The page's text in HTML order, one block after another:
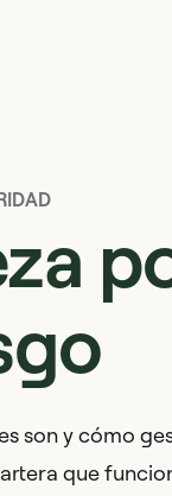
son y cómo
que